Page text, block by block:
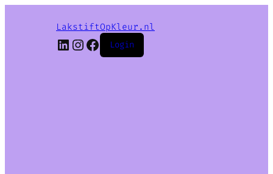
LakstiftOpKleur.nl
LinkedIn
Instagram
Facebook
Login